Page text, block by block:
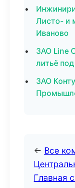
Листо- и
Иваново
ЗАО Line
литьё
ЗАО
← Все
Главная